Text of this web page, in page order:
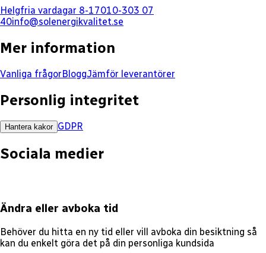
Helgfria vardagar 8-17010-303 07
40info@solenergikvalitet.se
Mer information
Vanliga frågorBloggJämför leverantörer
Personlig integritet
Hantera kakor GDPR
Sociala medier
Ändra eller avboka tid
Behöver du hitta en ny tid eller vill avboka din besiktning så
kan du enkelt göra det på din personliga kundsida